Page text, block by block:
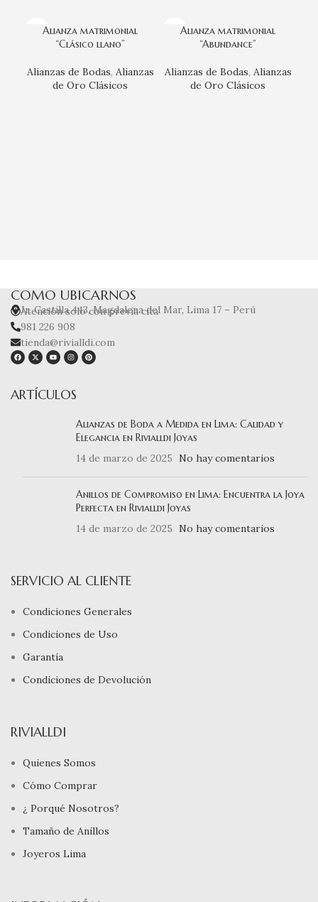
Alianza matrimonial
“Clásico llano”
Alianzas de Bodas, Alianzas
de Oro Clásicos
Alianza matrimonial
“Abundance”
Alianzas de Bodas, Alianzas
de Oro Clásicos
COMO UBICARNOS
Jr. Castilla 443, Magdalena del Mar, Lima 17 – Perú
Atención solo con previa cita
981 226 908
tienda@rivialldi.com
ARTÍCULOS
Alianzas de Boda a Medida en Lima: Calidad y
Elegancia en Rivialldi Joyas
14 de marzo de 2025
No hay comentarios
Anillos de Compromiso en Lima: Encuentra la Joya
Perfecta en Rivialldi Joyas
14 de marzo de 2025
No hay comentarios
SERVICIO AL CLIENTE
Condiciones Generales
Condiciones de Uso
Garantía
Condiciones de Devolución
RIVIALLDI
Quienes Somos
Cómo Comprar
¿ Porqué Nosotros?
Tamaño de Anillos
Joyeros Lima